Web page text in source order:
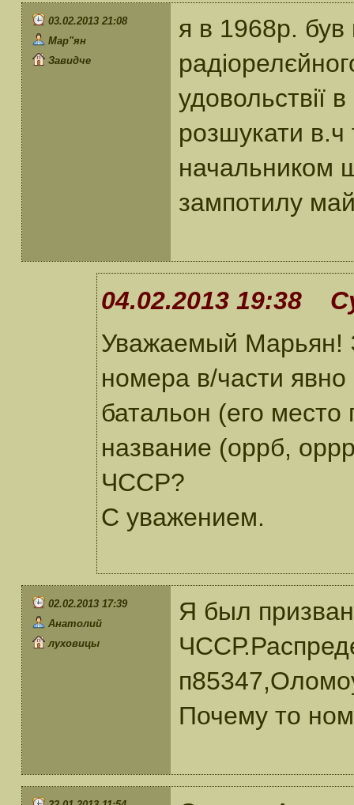
03.02.2013 21:08
Мар"ян
Завидче
я в 1968р. був
удовольствії
розшукати в.ч
начальником
зампотилу
04.02.2013 19:38
Уважаемый Марьян!
номера в/части
батальон (его место
название (оррб,
ЧССР?
С уважением.
02.02.2013 17:39
Анатолий
луховицы
Я был
Почему то